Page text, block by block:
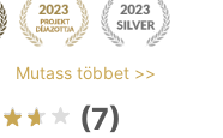
Mutass többet >>
(7)